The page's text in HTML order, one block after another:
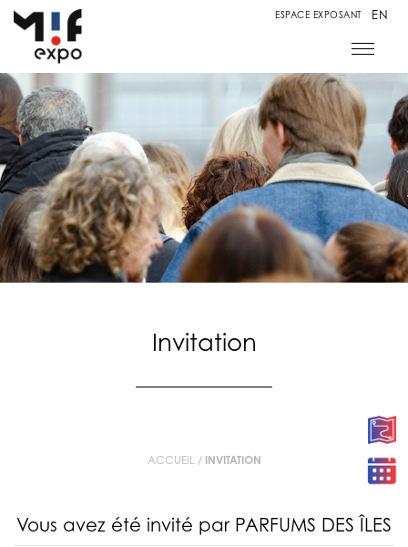
ESPACE EXPOSANT EN
Invitation
ACCUEIL / INVITATION
Vous avez été invité par PARFUMS DES ÎLES